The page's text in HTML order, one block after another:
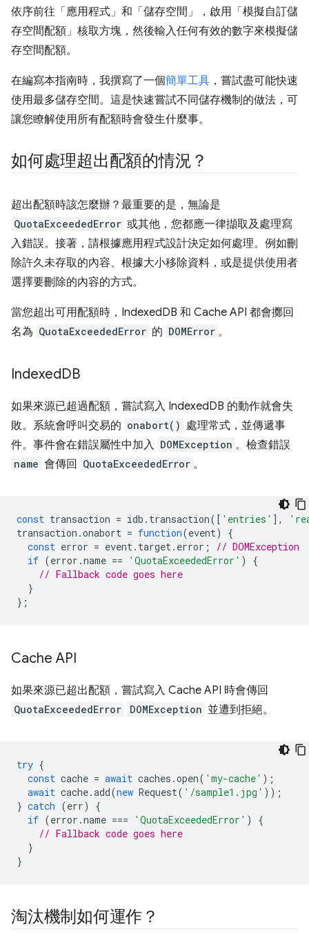
依序前往「應用程式」 和「儲存空間」
，啟用「模擬自訂儲
存空間配額」 核取方塊，然後輸入任何有效的數字來模擬儲
存空間配額。
在編寫本指南時，我撰寫了一個簡單工具 ，嘗試盡可能快速
使用最多儲存空間。這是快速嘗試不同儲存機制的做法，可
讓您瞭解使用所有配額時會發生什麼事。
如何處理超出配額的情況？
超出配額時該怎麼辦？最重要的是，無論是
QuotaExceededError 或其他，您都應一律擷取及處理寫
入錯誤。接著，請根據應用程式設計決定如何處理。例如刪
除許久未存取的內容、根據大小移除資料，或是提供使用者
選擇要刪除的內容的方式。
當您超出可用配額時，IndexedDB 和 Cache API 都會擲回
名為 QuotaExceededError 的 DOMError 。
IndexedDB
如果來源已超過配額，嘗試寫入 IndexedDB 的動作就會失
敗。系統會呼叫交易的 onabort() 處理常式，並傳遞事
件。事件會在錯誤屬性中加入 DOMException 。檢查錯誤
name 會傳回 QuotaExceededError 。
const transaction = idb . transaction([ 'entries' ],
transaction .onabort = function(event)
{
const error = event. target. error ;
// DOMException
if (error .name == 'QuotaExceededError' )
{
// Fallback code goes here
}
};
Cache API
如果來源已超出配額，嘗試寫入 Cache API 時會傳回
QuotaExceededError DOMException 並遭到拒絕。
try {
const cache = await caches .open( 'my-cache' );
await cache.add(new Request( '/sample1.jpg' ));
} catch (err)
{
if (error .name === 'QuotaExceededError' )
{
// Fallback code goes here
}
}
淘汰機制如何運作？